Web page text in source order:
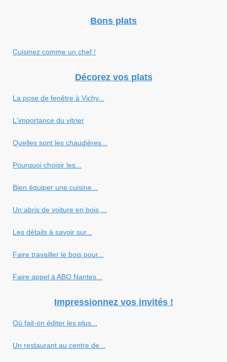
Bons plats
Cuisinez comme un chef !
Décorez vos plats
La pose de fenêtre à Vichy...
L'importance du vitrier
Quelles sont les chaudières...
Pourquoi choisir les...
Bien équiper une cuisine...
Un abris de voiture en bois,...
Les détails à savoir sur...
Faire travailler le bois pour...
Faire appel à ABO Nantes...
Impressionnez vos invités !
Où fait-on éditer les plus...
Un restaurant au centre de...